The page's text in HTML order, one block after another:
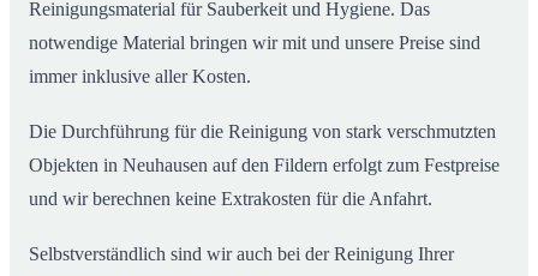
Reinigungsmaterial für Sauberkeit und Hygiene. Das
notwendige Material bringen wir mit und unsere Preise sind
immer inklusive aller Kosten.
Die Durchführung für die Reinigung von stark verschmutzten
Objekten in Neuhausen auf den Fildern erfolgt zum Festpreise
und wir berechnen keine Extrakosten für die Anfahrt.
Selbstverständlich sind wir auch bei der Reinigung Ihrer